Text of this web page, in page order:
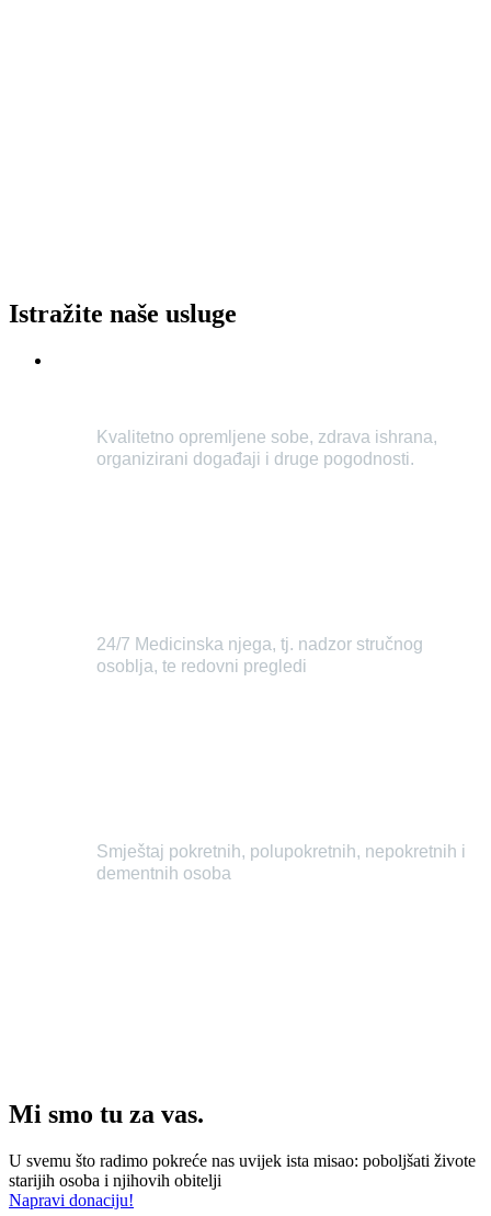
Istražite naše usluge
Kvalitetno opremljene sobe, zdrava ishrana,
organizirani događaji i druge pogodnosti.
24/7 Medicinska njega, tj. nadzor stručnog
osoblja, te redovni pregledi
Smještaj pokretnih, polupokretnih, nepokretnih i
dementnih osoba
Mi smo tu za vas.
U svemu što radimo pokreće nas uvijek ista misao: poboljšati živote
starijih osoba i njihovih obitelji
Napravi donaciju!